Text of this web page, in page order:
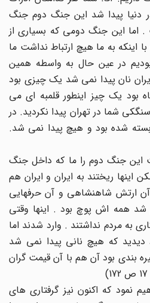
دنیا پیدا شد این جنگ دوم جنگ
این جنگ دومی که بسیاری از
به ما هیچ ارتباط نداشت ما
در عین حال به واسطه همین
نان پیدا نمی شد یک چیزی بود
یک چیز اینطور قلمبه ای می
شما در تهران پیدا نکردید. در
شده بود و هیچ پیدا نمی شد.
جنگ دوم را ما که داخل جنگ
ریختند به ایران و ایران هم
ارتش شاهنشاهی و آن حرفهایی
همه اش پوچ بود . اینها وقتی
به مردم نداشتند . وارد شدند اما
که هیچ نانی پیدا نمی شد
بندی بود آن هم با آن قیمت گران
نمود که اکنون نیز گرفتاری های